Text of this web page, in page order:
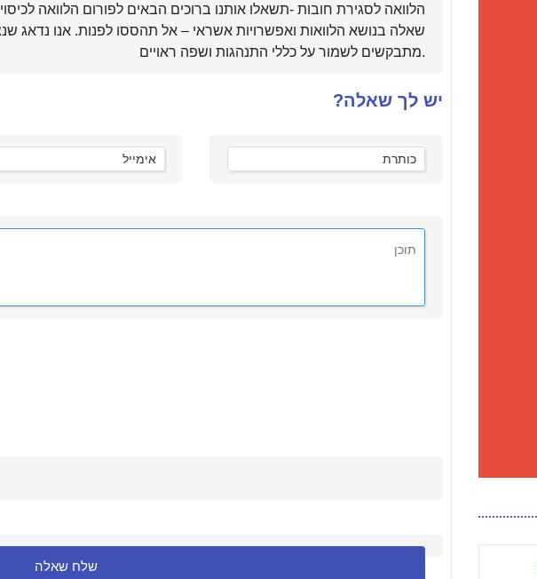
הלוואה לסגירת חובות -תשאלו אותנו ברוכים הבאים לפורום הלוואה
שאלה בנושא הלוואות ואפשרויות אשראי – אל תהססו לפנות. אנו נדאג
מתבקשים לשמור על כללי התנהגות ושפה ראויים.
יש לך שאלה?